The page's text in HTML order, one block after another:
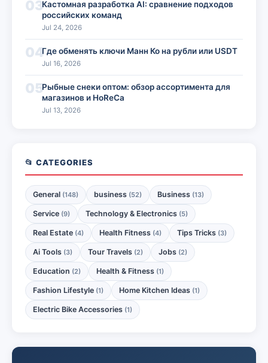
03Кастомная разработка AI: сравнение подходов
российских команд
Jul 24, 2026
04Где обменять ключи Манн Ко на рубли или USDT
Jul 16, 2026
05Рыбные снеки оптом: обзор ассортимента для
магазинов и HoReCa
Jul 13, 2026
📂 CATEGORIES
General (148) business (52) Business (13)
Service (9) Technology & Electronics (5)
Real Estate (4) Health Fitness (4) Tips Tricks (3)
Ai Tools (3) Tour Travels (2) Jobs (2)
Education (2) Health & Fitness (1)
Fashion Lifestyle (1) Home Kitchen Ideas (1)
Electric Bike Accessories (1)